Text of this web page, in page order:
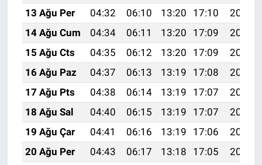
13 Ağu Per
04:32 06:10 13:20 17:10
20:19
14 Ağu Cum
04:34 06:11 13:20 17:09
20:18
15 Ağu Cts
04:35 06:12 13:20 17:09
20:17
16 Ağu Paz
04:37 06:13 13:19 17:08
20:15
17 Ağu Pts
04:38 06:14 13:19 17:07
20:14
18 Ağu Sal
04:40 06:15 13:19 17:07
20:12
19 Ağu Çar
04:41 06:16 13:19 17:06
20:11
20 Ağu Per
04:43 06:17 13:18 17:05
20:10